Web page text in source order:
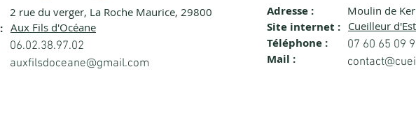
2.png
2 rue du verger, La Roche Maurice, 29800
06.02.38.97.02
auxfilsdoceane@gmail.com
Aux Fils d'Océane bild.jpg
Adresse :
Site internet :
Téléphone :
Mail :
Moulin de
07 60 65 09
Cueilleur